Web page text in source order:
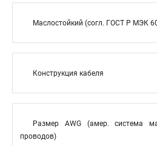
Маслостойкий (согл. ГОСТ Р МЭК
Конструкция кабеля
Размер AWG (амер. система
проводов)